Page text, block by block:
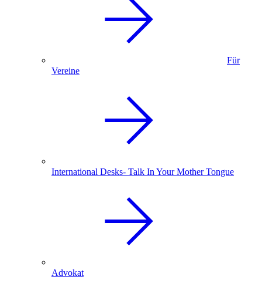
Für
Vereine
International Desks- Talk In Your Mother Tongue
Advokat